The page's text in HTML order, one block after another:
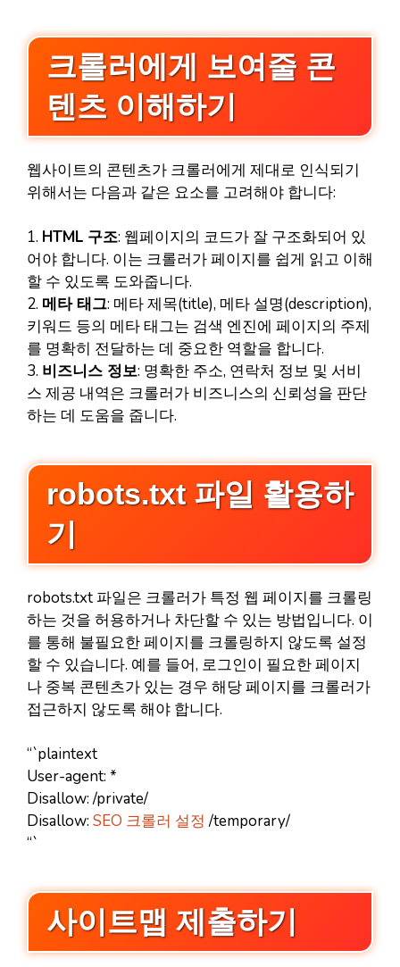
크롤러에게 보여줄 콘
텐츠 이해하기
웹사이트의 콘텐츠가 크롤러에게 제대로 인식되기
위해서는 다음과 같은 요소를 고려해야 합니다:
1. HTML 구조: 웹페이지의 코드가 잘 구조화되어 있
어야 합니다. 이는 크롤러가 페이지를 쉽게 읽고 이해
할 수 있도록 도와줍니다.
2. 메타 태그: 메타 제목(title), 메타 설명(description),
키워드 등의 메타 태그는 검색 엔진에 페이지의 주제
를 명확히 전달하는 데 중요한 역할을 합니다.
3. 비즈니스 정보: 명확한 주소, 연락처 정보 및 서비
스 제공 내역은 크롤러가 비즈니스의 신뢰성을 판단
하는 데 도움을 줍니다.
robots.txt 파일 활용하
기
robots.txt 파일은 크롤러가 특정 웹 페이지를 크롤링
하는 것을 허용하거나 차단할 수 있는 방법입니다. 이
를 통해 불필요한 페이지를 크롤링하지 않도록 설정
할 수 있습니다. 예를 들어, 로그인이 필요한 페이지
나 중복 콘텐츠가 있는 경우 해당 페이지를 크롤러가
접근하지 않도록 해야 합니다.
“`plaintext
User-agent: *
Disallow: /private/
Disallow: SEO 크롤러 설정 /temporary/
“`
사이트맵 제출하기